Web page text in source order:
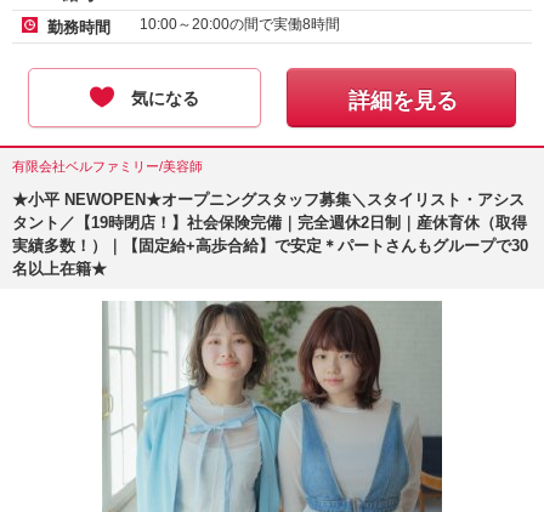
勤務時間 10:00～20:00の間で実働8時間
気になる 詳細を見る
有限会社ベルファミリー/美容師
★小平 NEWOPEN★オープニングスタッフ募集＼スタイリスト・アシス
タント／【19時閉店！】社会保険完備｜完全週休2日制｜産休育休（取得
実績多数！）｜【固定給+高歩合給】で安定＊パートさんもグループで30
名以上在籍★